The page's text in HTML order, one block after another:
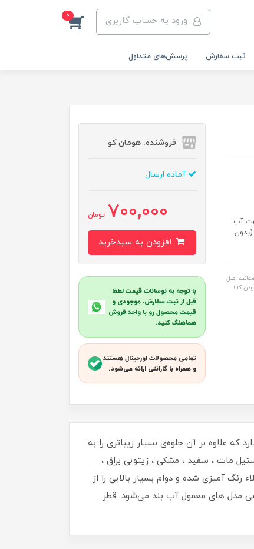
ورود به حساب کاربری 0
ثبت سفارش پرسش‌های متداول
آب
تمام رزوه (بدون
اصل
کالا
فروشنده: هومان کو
آماده ارسال
700,000 تومان
با توجه به نوسانات قیمت لطفا
قبل از ثبت سفارش، موجودی و
قیمت محصول رو با واحد فروش
هماهنگ کنید.
تمامی محصولات اورجینال هستند
و همراه با گارانتی ارائه می‌شود.
علاوه بر آن جلوه‌ی بسیار زیباتری را به
مات ، سفید ، مشکی ، زیتونی براق ،
آمیزی شده و دوام بسیار بالایی را از
مدل های معمول آب بند می‌شود. قطر